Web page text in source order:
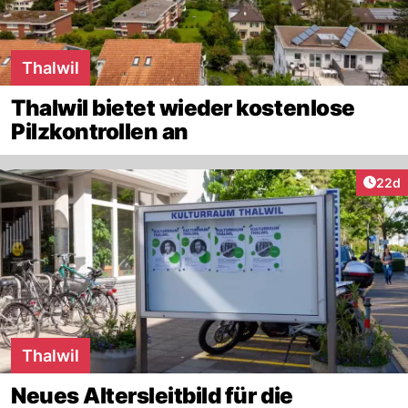
Thalwil
Thalwil bietet wieder kostenlose
Pilzkontrollen an
22d
Thalwil
Neues Altersleitbild für die